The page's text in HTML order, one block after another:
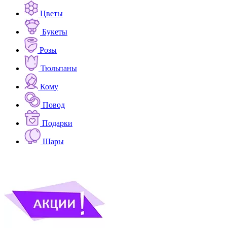
Цветы
Букеты
Розы
Тюльпаны
Кому
Повод
Подарки
Шары